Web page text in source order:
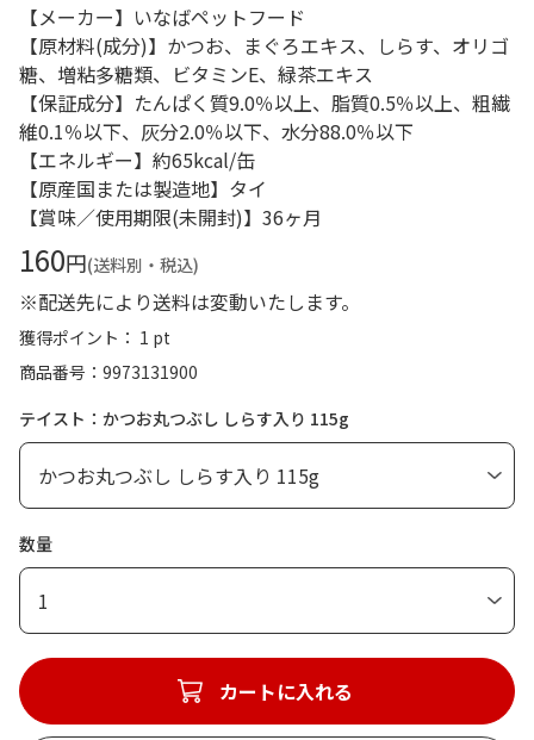
【メーカー】いなばペットフード
【原材料(成分)】かつお、まぐろエキス、しらす、オリゴ
糖、増粘多糖類、ビタミンE、緑茶エキス
【保証成分】たんぱく質9.0％以上、脂質0.5％以上、粗繊
維0.1％以下、灰分2.0％以下、水分88.0％以下
【エネルギー】約65kcal/缶
【原産国または製造地】タイ
【賞味／使用期限(未開封)】36ヶ月
160円(送料別・税込)
※配送先により送料は変動いたします。
獲得ポイント： 1 pt
商品番号
9973131900
テイスト：かつお丸つぶし しらす入り 115g
数量
1
カートに入れる